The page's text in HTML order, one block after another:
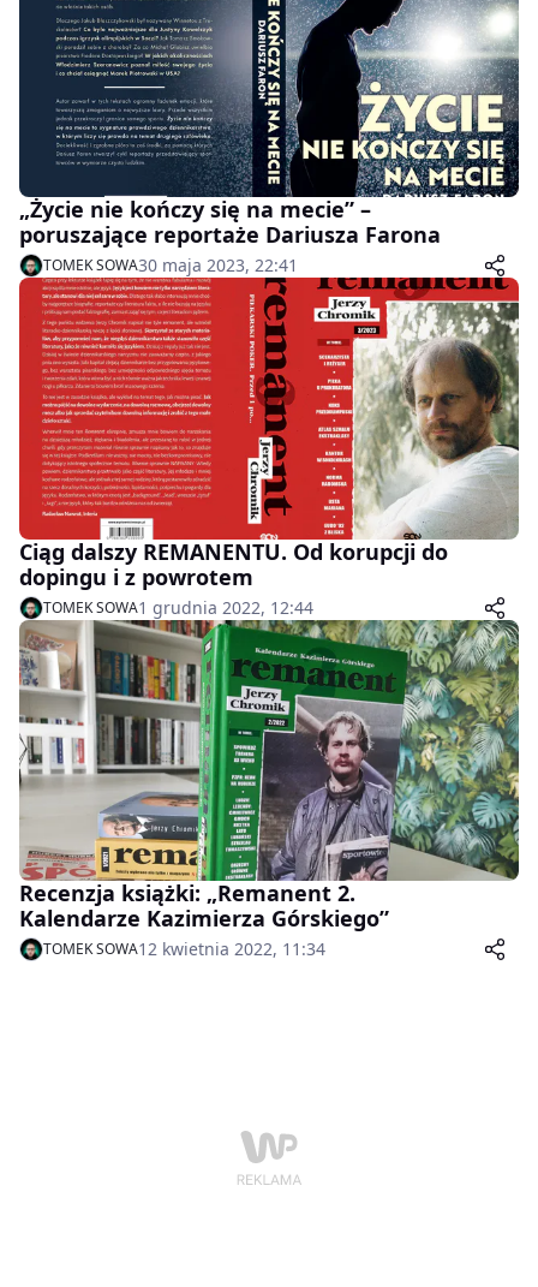
„Życie nie kończy się na mecie” –
poruszające reportaże Dariusza Farona
TOMEK SOWA30 maja 2023, 22:41
Ciąg dalszy REMANENTU. Od korupcji do
dopingu i z powrotem
TOMEK SOWA1 grudnia 2022, 12:44
Recenzja książki: „Remanent 2.
Kalendarze Kazimierza Górskiego”
TOMEK SOWA12 kwietnia 2022, 11:34